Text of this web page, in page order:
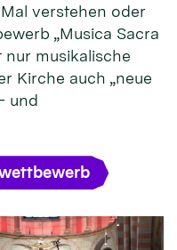
verstehen oder
„Musica Sacra
musikalische
Kirche auch „neue
und